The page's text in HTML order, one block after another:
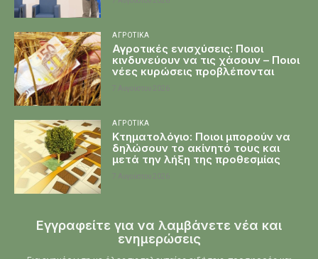
ΑΓΡΟΤΙΚΆ
Αγροτικές ενισχύσεις: Ποιοι
κινδυνεύουν να τις χάσουν – Ποιοι
νέες κυρώσεις προβλέπονται
ΑΓΡΟΤΙΚΆ
Κτηματολόγιο: Ποιοι μπορούν να
δηλώσουν το ακίνητό τους και
μετά την λήξη της προθεσμίας
Εγγραφείτε για να λαμβάνετε νέα και
ενημερώσεις